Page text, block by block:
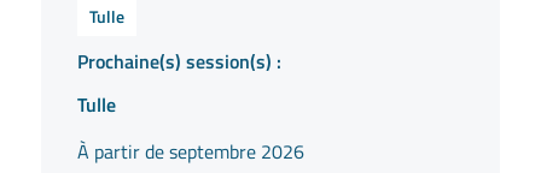
Tulle
Prochaine(s) session(s) :
Tulle
À partir de septembre 2026